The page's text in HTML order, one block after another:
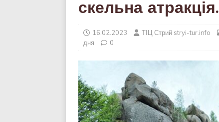
скельна атракція.
16.02.2023 ТІЦ Стрий stryi-tur.info
дня
0